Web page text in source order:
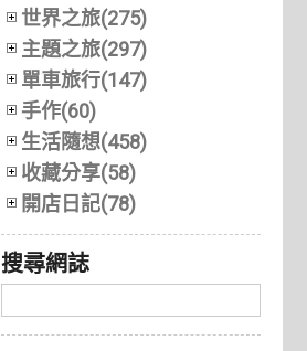
世界之旅(275)
主題之旅(297)
單車旅行(147)
手作(60)
生活隨想(458)
收藏分享(58)
開店日記(78)
搜尋網誌